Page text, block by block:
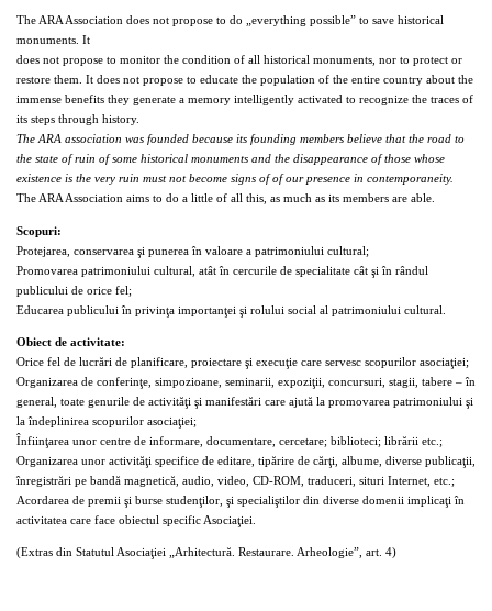
The ARA Association does not propose to do „everything possible” to save historical
monuments. It
does not propose to monitor the condition of all historical monuments, nor to protect or
restore them. It does not propose to educate the population of the entire country about the
immense benefits they generate a memory intelligently activated to recognize the traces of
its steps through history.
The ARA association was founded because its founding members believe that the road to
the state of ruin of some historical monuments and the disappearance of those whose
existence is the very ruin must not become signs of of our presence in contemporaneity.
The ARA Association aims to do a little of all this, as much as its members are able.
Scopuri:
Protejarea, conservarea şi punerea în valoare a patrimoniului cultural;
Promovarea patrimoniului cultural, atât în cercurile de specialitate cât şi în rândul
publicului de orice fel;
Educarea publicului în privinţa importanţei şi rolului social al patrimoniului cultural.
Obiect de activitate:
Orice fel de lucrări de planificare, proiectare şi execuţie care servesc scopurilor asociaţiei;
Organizarea de conferinţe, simpozioane, seminarii, expoziţii, concursuri, stagii, tabere – în
general, toate genurile de activităţi şi manifestări care ajută la promovarea patrimoniului şi
la îndeplinirea scopurilor asociaţiei;
Înfiinţarea unor centre de informare, documentare, cercetare; biblioteci; librării etc.;
Organizarea unor activităţi specifice de editare, tipărire de cărţi, albume, diverse publicaţii,
înregistrări pe bandă magnetică, audio, video, CD-ROM, traduceri, situri Internet, etc.;
Acordarea de premii şi burse studenţilor, şi specialiştilor din diverse domenii implicaţi în
activitatea care face obiectul specific Asociaţiei.
(Extras din Statutul Asociaţiei „Arhitectură. Restaurare. Arheologie”, art. 4)